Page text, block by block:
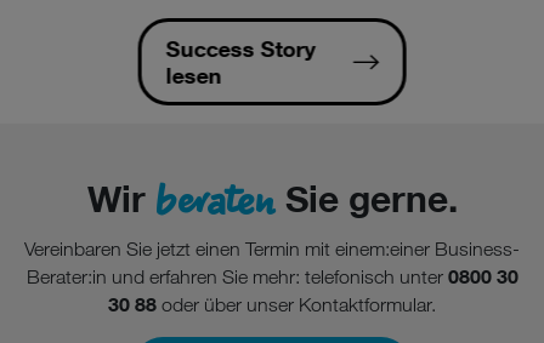
Success Story
lesen
Wir beratenSie gerne.
Vereinbaren Sie jetzt einen Termin mit einem:einer Business-
Berater:in und erfahren Sie mehr: telefonisch unter 0800 30
30 88 oder über unser Kontaktformular.